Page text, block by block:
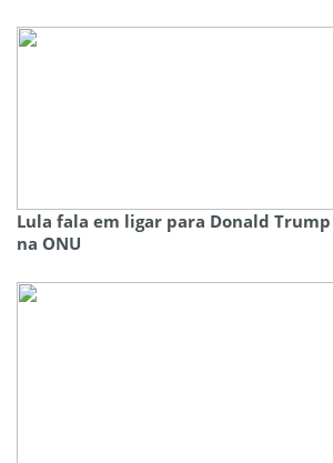
Lula fala em ligar para Donald
na ONU